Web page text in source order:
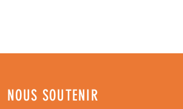
NOUS SOUTENIR